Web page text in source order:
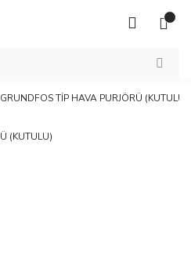
GRUNDFOS TİP HAVA PURJÖRÜ (KUTULU)